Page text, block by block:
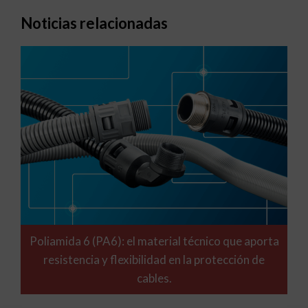
Noticias relacionadas
Poliamida 6 (PA6): el material técnico que aporta
resistencia y flexibilidad en la protección de
cables.